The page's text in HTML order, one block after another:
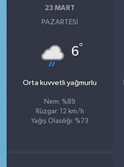
23 MART
PAZARTESI
6°
Orta kuvvetli yağmurlu
Nem: %89
Rüzgar: 12 km/h
Yağış Olasılığı: %73